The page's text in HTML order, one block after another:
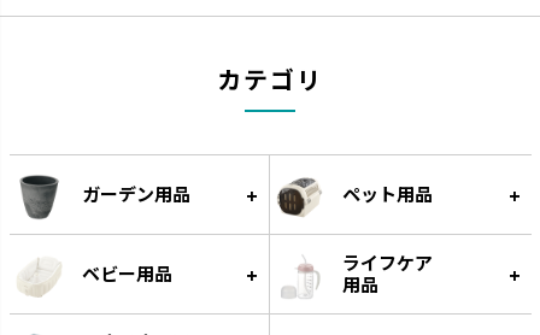
受皿に貯水する底面給水タイプ
エコル
手作り感のある暖かな風合いで
カテゴリ
ガーデン用品 ペット用品
ベビー用品
ライフケア
用品